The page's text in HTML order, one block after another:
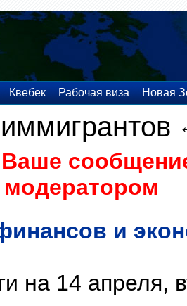
Квебек Рабочая виза Новая
модератором
и
на 14 апреля,